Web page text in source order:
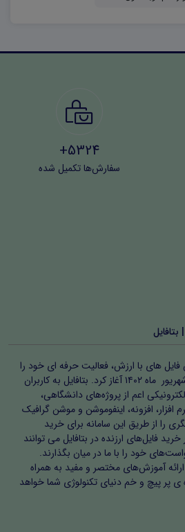
5324+
سفارش‌ها تکمیل شده
فایل های با ارزش، فعالیت حرفه ای خود را
با اخذ مجوزهای مربوطه در شهریور ماه ۱۴۰۲ آغاز کرد. بتافایل به کاربران
اعم از پروژه‌های دانشگاهی،
افزار، افزونه، اینفوموشن و موشن گرافیک
را از طریق این سامانه برای خرید
خرید فایل‌های ارزنده در بتافایل می توانند
خود را با ما در میان بگذارند.
آموزش‌های مختصر و مفید به همراه
ی پر پیچ و خم دنیای تکنولوژی شما خواهد